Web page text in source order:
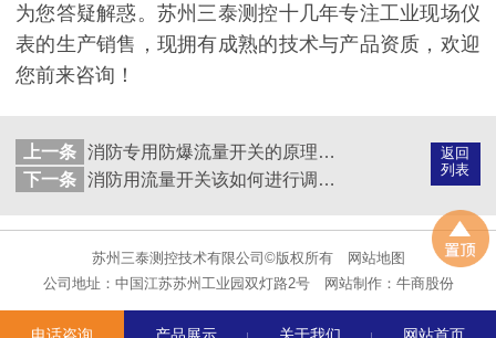
为您答疑解惑。苏州三泰测控十几年专注工业现场仪
表的生产销售，现拥有成熟的技术与产品资质，欢迎
您前来咨询！
返回
列表
上一条
消防专用防爆流量开关的原理和特点有有哪些？
下一条
消防用流量开关该如何进行调试？
苏州三泰测控技术有限公司©版权所有
网站地图
公司地址：中国江苏苏州工业园双灯路2号
网站制作： 牛商股份
电话咨询 产品展示 关于我们 网站首页